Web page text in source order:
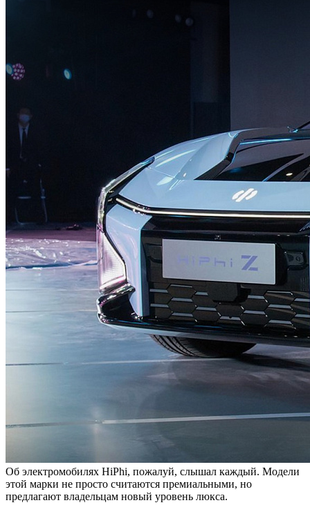
Об электромобилях HiPhi, пожалуй, слышал каждый. Модели
этой марки не просто считаются премиальными, но
предлагают владельцам новый уровень люкса.